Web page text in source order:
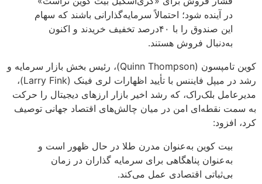
در آینده شود؛ احتمالاً سرمایه‌گذارانی باشند که سهام
این صندوق را با ۴۰درصد تخفیف خریدند و اکنون
به‌دنبال فروش هستند.
کوین تامپسون (Quinn Thompson)، رئیس بخش بازار سرمایه و
رشد در میپل فایننس با تأیید اظهارات لری فینک (Larry Fink)،
مدیرعامل بلک‌راک، که رشد اخیر بازار ارزهای دیجیتال را حرکت
به سمت نقطه‌ای امن در میان چالش‌های اقتصاد جهانی توصیف
کرد، افزود:
بیت کوین به‌عنوان مدرن طلا در حال ظهور است و
به‌عنوان پناهگاهی برای سرمایه گذاران در زمان
بی‌ثباتی اقتصادی عمل می‌کند.